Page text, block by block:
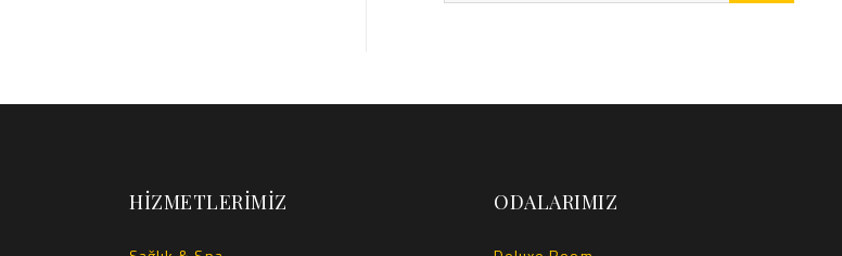
HİZMETLERİMİZ ODALARIMIZ